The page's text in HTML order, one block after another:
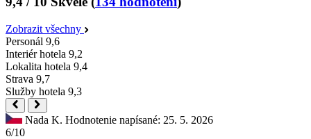
Zobrazit všechny
Personál 9,6
Interiér hotela 9,2
Lokalita hotela 9,4
Strava 9,7
Služby hotela 9,3
Nada K. Hodnotenie napísané: 25. 5. 2026
6/10